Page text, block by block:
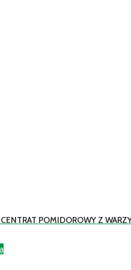
POMIDOROWY Z